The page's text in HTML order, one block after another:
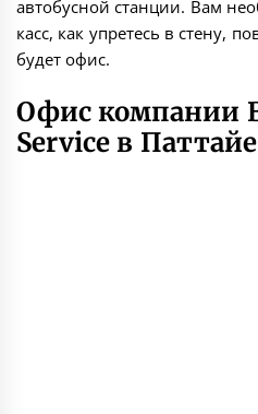
автобусной станции. Вам
касс, как упретесь в стену,
будет офис.
Офис компании
Service в